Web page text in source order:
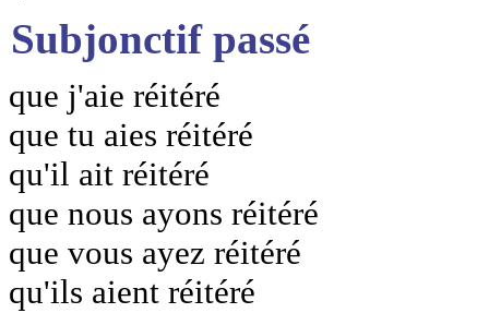
Subjonctif passé
que j'aie réitéré
que tu aies réitéré
qu'il ait réitéré
que nous ayons réitéré
que vous ayez réitéré
qu'ils aient réitéré